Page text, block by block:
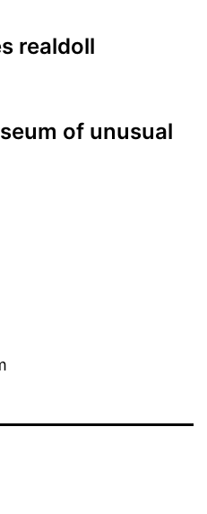
realdoll
of unusual